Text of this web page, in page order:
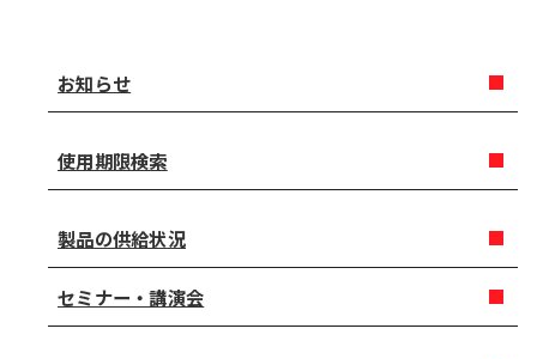
お知らせ
使用期限検索
製品の供給状況
セミナー・講演会